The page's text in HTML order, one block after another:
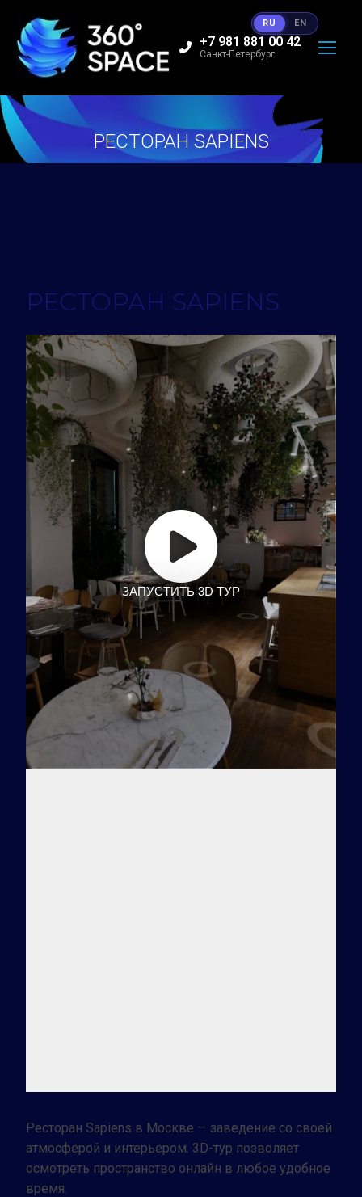
+7 981 881 00 42
Санкт-Петербург
РЕСТОРАН SAPIENS
Вы здесь:
РЕСТОРАН SAPIENS
ЗАПУСТИТЬ 3D ТУР
Заказать тур
Ресторан Sapiens в Москве — заведение со своей
атмосферой и интерьером. 3D-тур позволяет
осмотреть пространство онлайн в любое удобное
время.
RU EN